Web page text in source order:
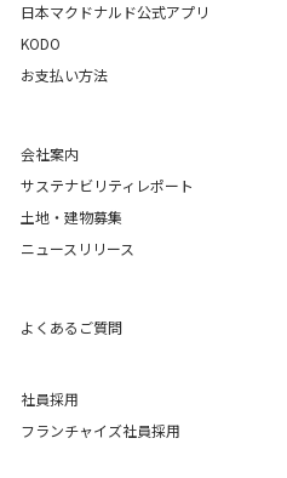
日本マクドナルド公式アプリ
KODO
お支払い方法
会社案内
サステナビリティレポート
土地・建物募集
ニュースリリース
よくあるご質問
社員採用
フランチャイズ社員採用